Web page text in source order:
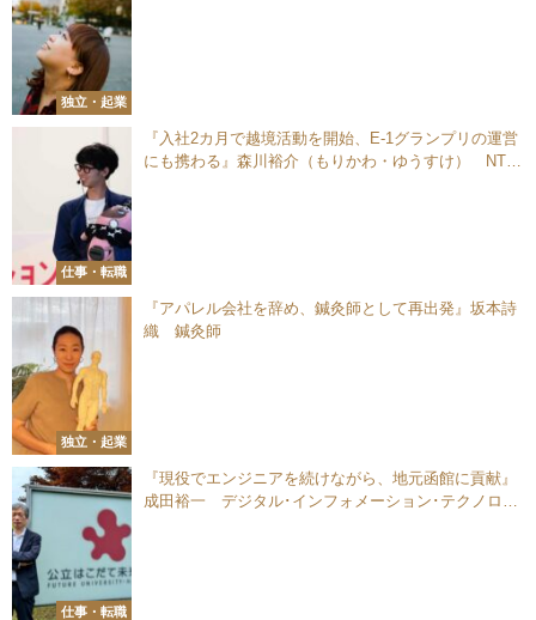
独立・起業
仕事・転職
『入社2カ月で越境活動を開始、E-1グランプリの運営
にも携わる』森川裕介（もりかわ・ゆうすけ） NTT
独立・起業
『アパレル会社を辞め、鍼灸師として再出発』坂本詩
織 鍼灸師
仕事・転職
『現役でエンジニアを続けながら、地元函館に貢献』
成田裕一 デジタル･インフォメーション･テクノロジ